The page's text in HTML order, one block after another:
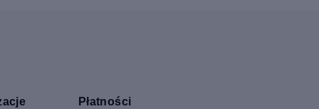
Płatności